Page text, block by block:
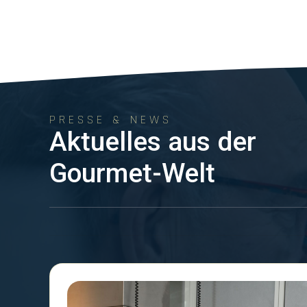
PRESSE & NEWS
Aktuelles aus der
Gourmet-Welt